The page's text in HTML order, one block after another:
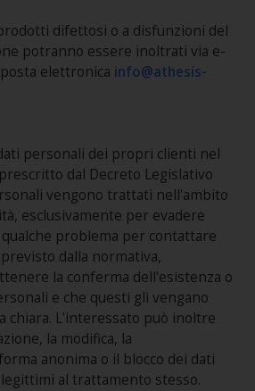
difettosi o a disfunzioni del
potranno essere inoltrati via e-
elettronica info@athesis-
personali dei propri clienti nel
dal Decreto Legislativo
vengono trattati nell'ambito
esclusivamente per evadere
problema per contattare
dalla normativa,
la conferma dell'esistenza o
e che questi gli vengano
chiara. L'interessato può inoltre
la modifica, la
anonima o il blocco dei dati
al trattamento stesso.